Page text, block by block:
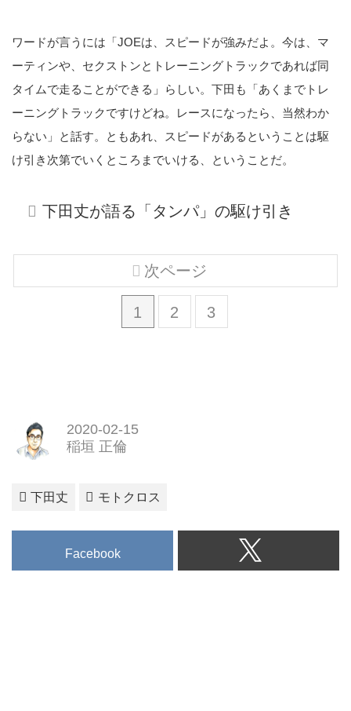
ワードが言うには「JOEは、スピードが強みだよ。今は、マ
ーティンや、セクストンとトレーニングトラックであれば同
タイムで走ることができる」らしい。下田も「あくまでトレ
ーニングトラックですけどね。レースになったら、当然わか
らない」と話す。ともあれ、スピードがあるということは駆
け引き次第でいくところまでいける、ということだ。
下田丈が語る「タンパ」の駆け引き
1 2 3
次ページ
2020-02-15
稲垣 正倫
下田丈 モトクロス
Facebook